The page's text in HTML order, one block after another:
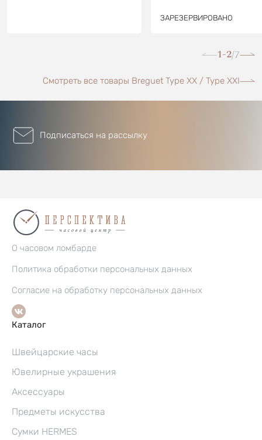
ЗАРЕЗЕРВИРОВАНО
1-2/7
Смотреть все товары Breguet Type XX / Type XXI
Подписаться на рассылку
О часовом ломбарде
Политика обработки персональных данных
Согласие на обработку персональных данных
Каталог
Швейцарские часы
Ювелирные украшения
Аксессуары
Предметы искусства
Сумки HERMES